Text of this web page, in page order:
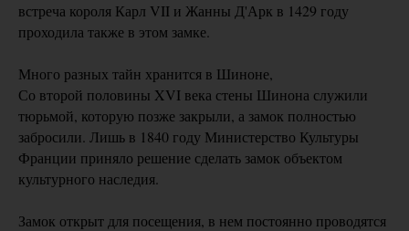
встреча короля Карл VII и Жанны Д'Арк в 1429 году
проходила также в этом замке.
Много разных тайн хранится в Шиноне,
Со второй половины XVI века стены Шинона служили
тюрьмой, которую позже закрыли, а замок полностью
забросили. Лишь в 1840 году Министерство Культуры
Франции приняло решение сделать замок объектом
культурного наследия.
Замок открыт для посещения, в нем постоянно проводятся